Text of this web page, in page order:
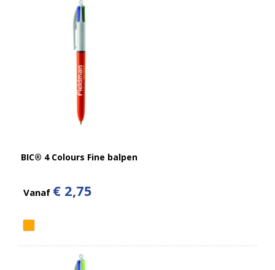
BIC® 4 Colours Fine balpen
Vanaf € 2,75